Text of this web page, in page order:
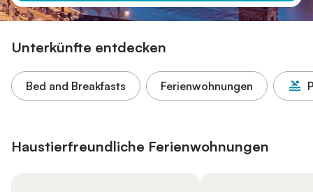
Unterkünfte entdecken
Bed and Breakfasts Ferienwohnungen
Haustierfreundliche Ferienwohnungen